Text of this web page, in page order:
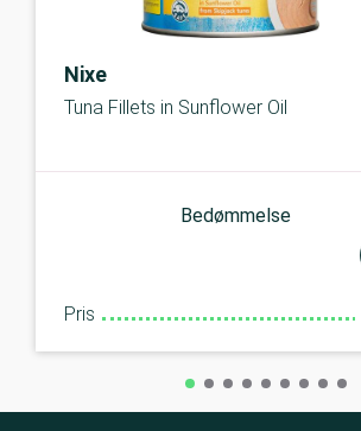
Nixe
Tuna Fillets in Sunflower Oil
Bedømmelse
Pris